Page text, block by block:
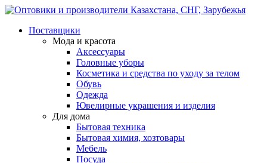
Поставщики
Мода и красота
Аксессуары
Головные уборы
Косметика и средства по уходу за телом
Обувь
Одежда
Ювелирные украшения и изделия
Для дома
Бытовая техника
Бытовая химия, хозтовары
Мебель
Посуда